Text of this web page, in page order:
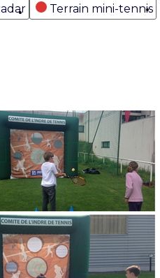
Terrain mini-tennis